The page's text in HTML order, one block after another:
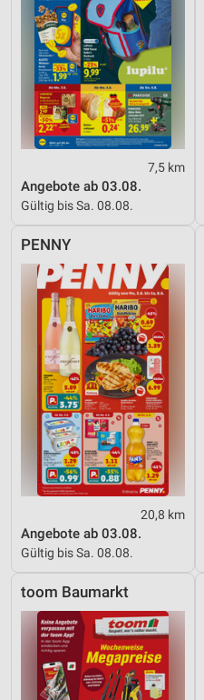
7,5 km
Angebote ab 03.08.
Gültig bis Sa. 08.08.
PENNY
20,8 km
Angebote ab 03.08.
Gültig bis Sa. 08.08.
toom Baumarkt